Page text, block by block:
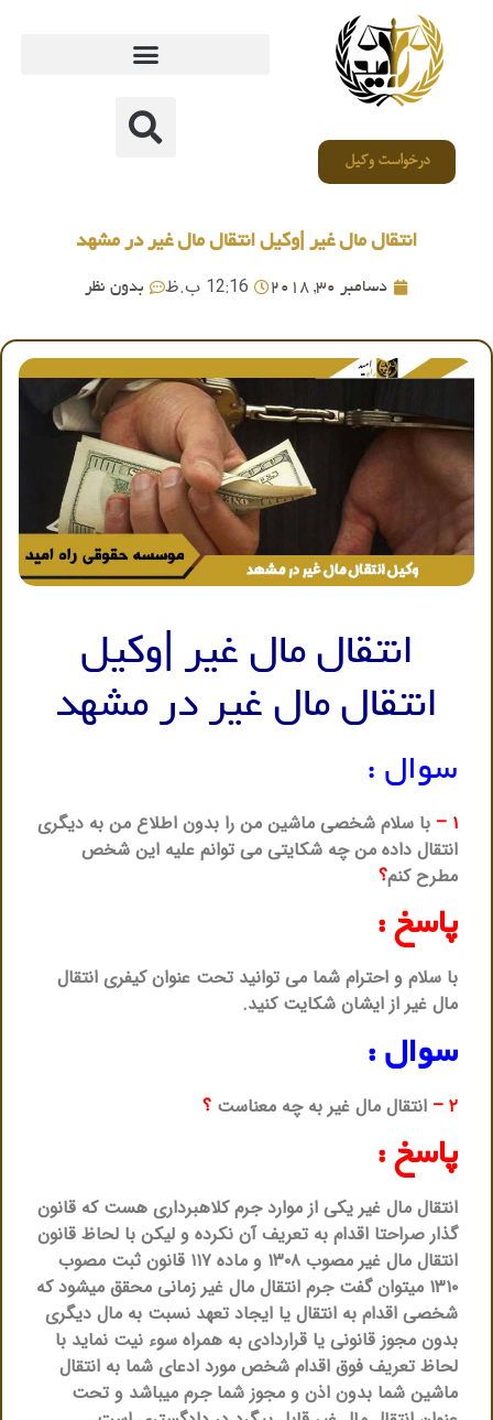
درخواست وکیل
انتقال مال غیر |وکیل انتقال مال غیر در مشهد
دسامبر 30, 2018 12:16 ب.ظ بدون نظر
انتقال مال غیر |وکیل
انتقال مال غیر در مشهد
سوال :
۱ – با سلام شخصی ماشین من را بدون اطلاع من به دیگری
انتقال داده من چه شکایتی می توانم علیه این شخص
مطرح کنم؟
پاسخ :
با سلام و احترام شما می توانید تحت عنوان کیفری انتقال
مال غیر از ایشان شکایت کنید.
سوال :
۲ – انتقال مال غیر به چه معناست ؟
پاسخ :
انتقال مال غیر یکی از موارد جرم کلاهبرداری هست که قانون
گذار صراحتا اقدام به تعریف آن نکرده و لیکن با لحاظ قانون
انتقال مال غیر مصوب ۱۳۰۸ و ماده ۱۱۷ قانون ثبت مصوب
۱۳۱۰ میتوان گفت جرم انتقال مال غیر زمانی محقق میشود که
شخصی اقدام به انتقال یا ایجاد تعهد نسبت به مال دیگری
بدون مجوز قانونی یا قراردادی به همراه سوء نیت نماید با
لحاظ تعریف فوق اقدام شخص مورد ادعای شما به انتقال
ماشین شما بدون اذن و مجوز شما جرم میباشد و تحت